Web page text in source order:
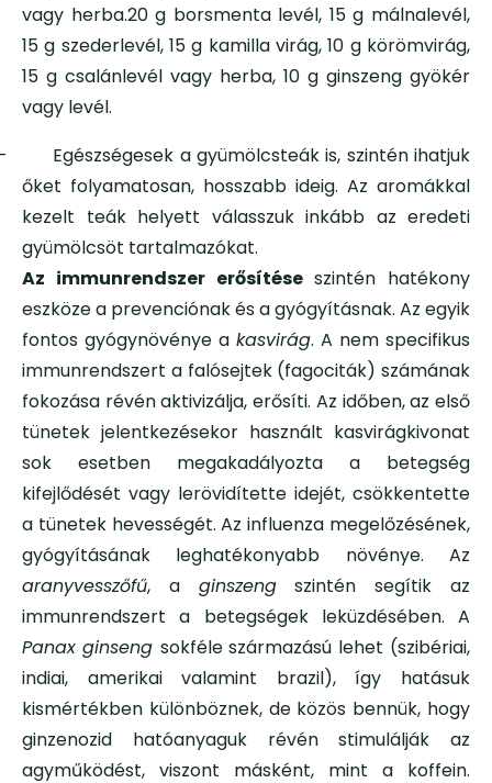
vagy herba.20 g borsmenta levél, 15 g málnalevél,
15 g szederlevél, 15 g kamilla virág, 10 g körömvirág,
15 g csalánlevél vagy herba, 10 g ginszeng gyökér
vagy levél.
Egészségesek a gyümölcsteák is, szintén ihatjuk
őket folyamatosan, hosszabb ideig. Az aromákkal
kezelt teák helyett válasszuk inkább az eredeti
gyümölcsöt tartalmazókat.
Az immunrendszer erősítéseszintén hatékony
eszköze a prevenciónak és a gyógyításnak. Az egyik
fontos gyógynövénye a kasvirág. A nem specifikus
immunrendszert a falósejtek (fagociták) számának
fokozása révén aktivizálja, erősíti. Az időben, az első
tünetek jelentkezésekor használt kasvirágkivonat
sok esetben megakadályozta a betegség
kifejlődését vagy lerövidítette idejét, csökkentette
a tünetek hevességét. Az influenza megelőzésének,
gyógyításának leghatékonyabb növénye. Az
aranyvesszőfű, a ginszengszintén segítik az
immunrendszert a betegségek leküzdésében. A
Panax ginseng sokféle származású lehet (szibériai,
indiai, amerikai valamint brazil), így hatásuk
kismértékben különböznek, de közös bennük, hogy
ginzenozid hatóanyaguk révén stimulálják az
agyműködést, viszont másként, mint a koffein.